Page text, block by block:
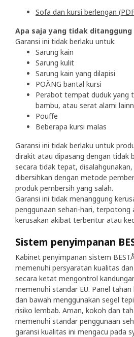
Sofa dan kursi berlengan
Apa saja yang tidak ditanggung
Garansi ini tidak berlaku untuk:
Sarung kain
Sarung kulit
Sarung kain yang dilapisi
POÄNG bantal kursi
Perabot tempat duduk yang
bambu, atau serat alami
Pouffe
Beberapa kursi malas
Garansi ini tidak berlaku untuk
dirakit atau dipasang dengan tidak
secara tidak tepat,
dibersihkan dengan metode
produk pembersih yang salah.
Garansi ini tidak menanggung
penggunaan sehari-hari, terpotong
kerusakan akibat terbentur atau
Sistem penyimpanan
Kabinet penyimpanan sistem
memenuhi persyaratan kualitas
secara ketat mengontrol
memenuhi standar EU. Panel
dan bawah menggunakan segel
risiko lembab. Aman, kokoh dan
memenuhi standar penggunaan
garansi kualitas ini mengacu pada